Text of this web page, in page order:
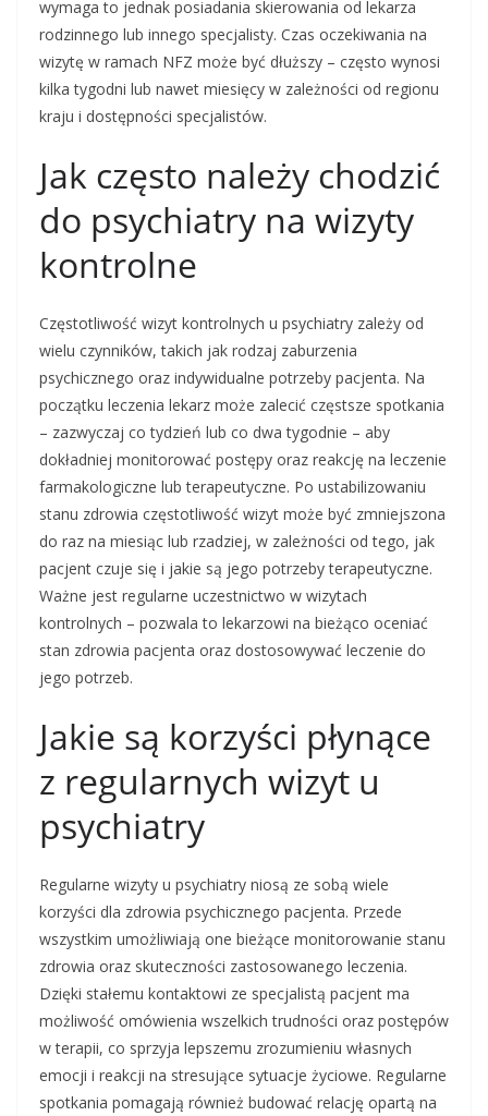
wymaga to jednak posiadania skierowania od lekarza
rodzinnego lub innego specjalisty. Czas oczekiwania na
wizytę w ramach NFZ może być dłuższy – często wynosi
kilka tygodni lub nawet miesięcy w zależności od regionu
kraju i dostępności specjalistów.
Jak często należy chodzić
do psychiatry na wizyty
kontrolne
Częstotliwość wizyt kontrolnych u psychiatry zależy od
wielu czynników, takich jak rodzaj zaburzenia
psychicznego oraz indywidualne potrzeby pacjenta. Na
początku leczenia lekarz może zalecić częstsze spotkania
– zazwyczaj co tydzień lub co dwa tygodnie – aby
dokładniej monitorować postępy oraz reakcję na leczenie
farmakologiczne lub terapeutyczne. Po ustabilizowaniu
stanu zdrowia częstotliwość wizyt może być zmniejszona
do raz na miesiąc lub rzadziej, w zależności od tego, jak
pacjent czuje się i jakie są jego potrzeby terapeutyczne.
Ważne jest regularne uczestnictwo w wizytach
kontrolnych – pozwala to lekarzowi na bieżąco oceniać
stan zdrowia pacjenta oraz dostosowywać leczenie do
jego potrzeb.
Jakie są korzyści płynące
z regularnych wizyt u
psychiatry
Regularne wizyty u psychiatry niosą ze sobą wiele
korzyści dla zdrowia psychicznego pacjenta. Przede
wszystkim umożliwiają one bieżące monitorowanie stanu
zdrowia oraz skuteczności zastosowanego leczenia.
Dzięki stałemu kontaktowi ze specjalistą pacjent ma
możliwość omówienia wszelkich trudności oraz postępów
w terapii, co sprzyja lepszemu zrozumieniu własnych
emocji i reakcji na stresujące sytuacje życiowe. Regularne
spotkania pomagają również budować relację opartą na